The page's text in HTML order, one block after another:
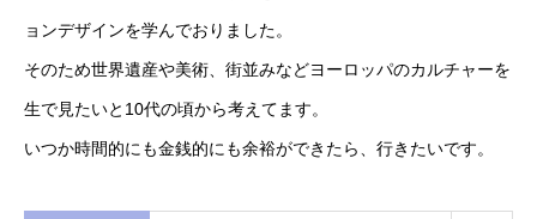
ョンデザインを学んでおりました。
そのため世界遺産や美術、街並みなどヨーロッパのカルチャーを
生で見たいと10代の頃から考えてます。
いつか時間的にも金銭的にも余裕ができたら、行きたいです。